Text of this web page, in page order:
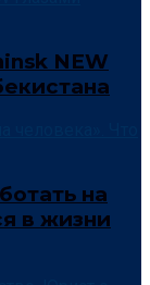
NEW
на
в жизни